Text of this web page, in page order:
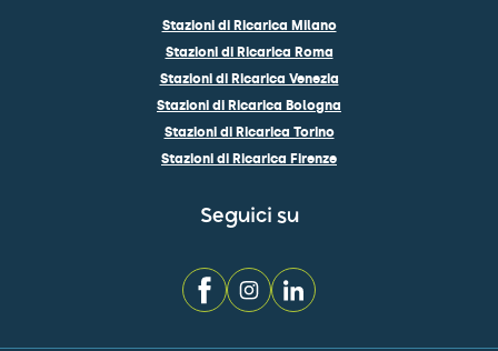
Stazioni di Ricarica Milano
Stazioni di Ricarica Roma
Stazioni di Ricarica Venezia
Stazioni di Ricarica Bologna
Stazioni di Ricarica Torino
Stazioni di Ricarica Firenze
Seguici su